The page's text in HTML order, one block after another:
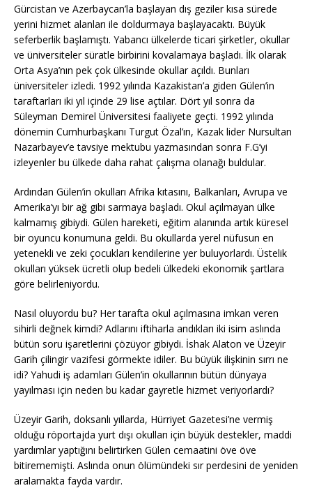
Gürcistan ve Azerbaycan’la başlayan dış geziler kısa sürede
yerini hizmet alanları ile doldurmaya başlayacaktı. Büyük
seferberlik başlamıştı. Yabancı ülkelerde ticari şirketler, okullar
ve üniversiteler süratle birbirini kovalamaya başladı. İlk olarak
Orta Asya’nın pek çok ülkesinde okullar açıldı. Bunları
üniversiteler izledi. 1992 yılında Kazakistan’a giden Gülen’in
taraftarları iki yıl içinde 29 lise açtılar. Dört yıl sonra da
Süleyman Demirel Üniversitesi faaliyete geçti. 1992 yılında
dönemin Cumhurbaşkanı Turgut Özal’ın, Kazak lider Nursultan
Nazarbayev’e tavsiye mektubu yazmasından sonra F.G’yi
izleyenler bu ülkede daha rahat çalışma olanağı buldular.
Ardından Gülen’in okulları Afrika kıtasını, Balkanları, Avrupa ve
Amerika’yı bir ağ gibi sarmaya başladı. Okul açılmayan ülke
kalmamış gibiydi. Gülen hareketi, eğitim alanında artık küresel
bir oyuncu konumuna geldi. Bu okullarda yerel nüfusun en
yetenekli ve zeki çocukları kendilerine yer buluyorlardı. Üstelik
okulları yüksek ücretli olup bedeli ülkedeki ekonomik şartlara
göre belirleniyordu.
Nasıl oluyordu bu? Her tarafta okul açılmasına imkan veren
sihirli değnek kimdi? Adlarını iftiharla andıkları iki isim aslında
bütün soru işaretlerini çözüyor gibiydi. İshak Alaton ve Üzeyir
Garih çilingir vazifesi görmekte idiler. Bu büyük ilişkinin sırrı ne
idi? Yahudi iş adamları Gülen’in okullarının bütün dünyaya
yayılması için neden bu kadar gayretle hizmet veriyorlardı?
Üzeyir Garih, doksanlı yıllarda, Hürriyet Gazetesi’ne vermiş
olduğu röportajda yurt dışı okulları için büyük destekler, maddi
yardımlar yaptığını belirtirken Gülen cemaatini öve öve
bitirememişti. Aslında onun ölümündeki sır perdesini de yeniden
aralamakta fayda vardır.